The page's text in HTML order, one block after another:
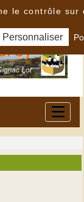
le contrôle sur
Personnaliser